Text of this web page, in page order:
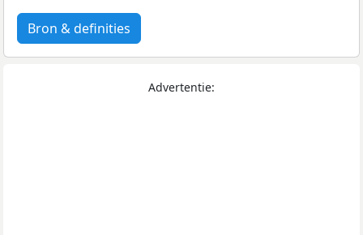
Bron & definities
Advertentie: